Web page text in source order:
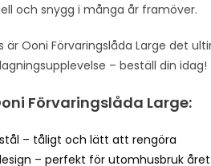
och snygg i många år framöver.
är Ooni Förvaringslåda Large det
– beställ din idag!
Förvaringslåda Large:
– tåligt och lätt att rengöra
– perfekt för utomhusbruk